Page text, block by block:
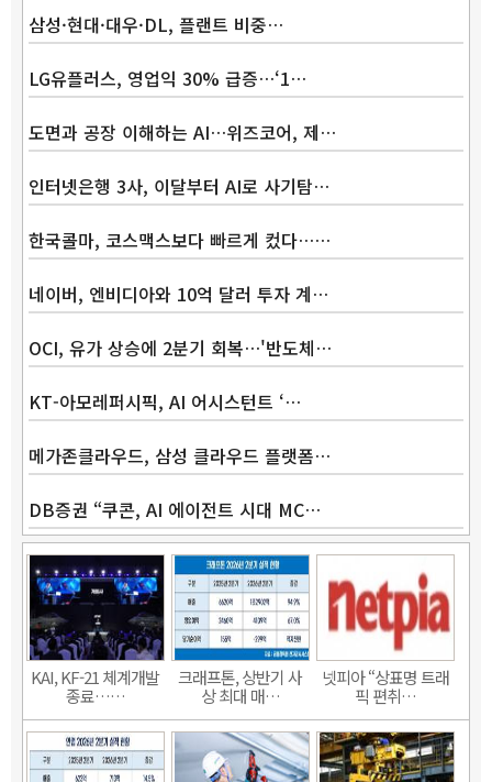
삼성·현대·대우·DL, 플랜트 비중…
LG유플러스, 영업익 30% 급증…‘1…
도면과 공장 이해하는 AI…위즈코어, 제…
인터넷은행 3사, 이달부터 AI로 사기탐…
한국콜마, 코스맥스보다 빠르게 컸다……
네이버, 엔비디아와 10억 달러 투자 계…
OCI, 유가 상승에 2분기 회복…'반도체…
KT-아모레퍼시픽, AI 어시스턴트 ‘…
메가존클라우드, 삼성 클라우드 플랫폼…
DB증권 “쿠콘, AI 에이전트 시대 MC…
KAI, KF-21 체계개발
종료……
크래프톤, 상반기 사
상 최대 매…
넷피아 “상표명 트래
픽 편취…